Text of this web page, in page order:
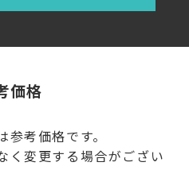
価格
考価格です。
く変更する場合がござい